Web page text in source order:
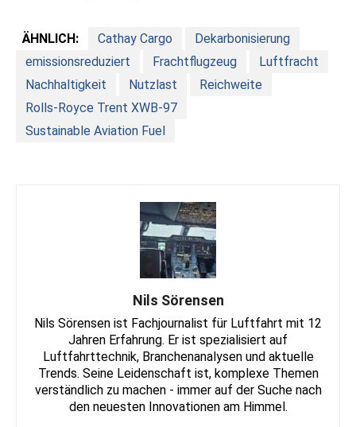
ÄHNLICH: Cathay Cargo
Dekarbonisierung
emissionsreduziert
Frachtflugzeug
Luftfracht
Nachhaltigkeit
Nutzlast
Reichweite
Rolls-Royce Trent XWB-97
Sustainable Aviation Fuel
Nils Sörensen
Nils Sörensen ist Fachjournalist für Luftfahrt mit 12
Jahren Erfahrung. Er ist spezialisiert auf
Luftfahrttechnik, Branchenanalysen und aktuelle
Trends. Seine Leidenschaft ist, komplexe Themen
verständlich zu machen - immer auf der Suche nach
den neuesten Innovationen am Himmel.